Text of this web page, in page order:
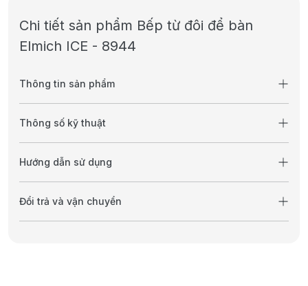
Chi tiết sản phẩm Bếp từ đôi để bàn
Elmich ICE - 8944
Thông tin sản phẩm
Thông số kỹ thuật
Hướng dẫn sử dụng
Đổi trả và vận chuyển